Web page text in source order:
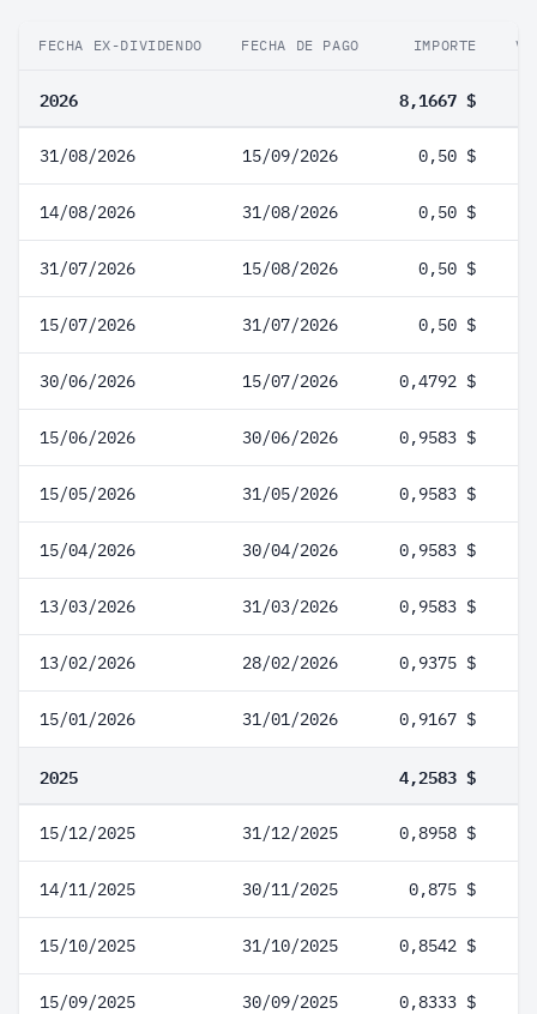
FECHA EX-DIVIDENDO FECHA DE PAGO IMPORTE
2026 8,1667 $
31/08/2026 15/09/2026 0,50 $
14/08/2026 31/08/2026 0,50 $
31/07/2026 15/08/2026 0,50 $
15/07/2026 31/07/2026 0,50 $
30/06/2026 15/07/2026 0,4792 $
15/06/2026 30/06/2026 0,9583 $
15/05/2026 31/05/2026 0,9583 $
15/04/2026 30/04/2026 0,9583 $
13/03/2026 31/03/2026 0,9583 $
13/02/2026 28/02/2026 0,9375 $
15/01/2026 31/01/2026 0,9167 $
2025 4,2583 $
15/12/2025 31/12/2025 0,8958 $
14/11/2025 30/11/2025 0,875 $
15/10/2025 31/10/2025 0,8542 $
15/09/2025 30/09/2025 0,8333 $